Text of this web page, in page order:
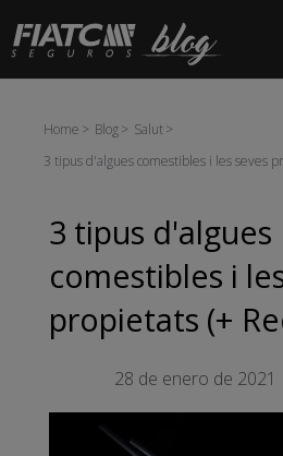
Salta al contingut principal
Home Blog
Salut
3 tipus d'algues comestibles i les seves
3 tipus d'algues
comestibles i
propietats (+
28 de enero de 2021